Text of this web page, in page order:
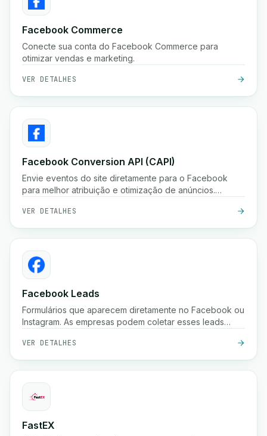
Facebook Commerce
Conecte sua conta do Facebook Commerce para
otimizar vendas e marketing.
VER DETALHES
Facebook Conversion API (CAPI)
Envie eventos do site diretamente para o Facebook
para melhor atribuição e otimização de anúncios.
Conversões do Facebook.
VER DETALHES
Facebook Leads
Formulários que aparecem diretamente no Facebook ou
Instagram. As empresas podem coletar esses leads
VER DETALHES
FastEX